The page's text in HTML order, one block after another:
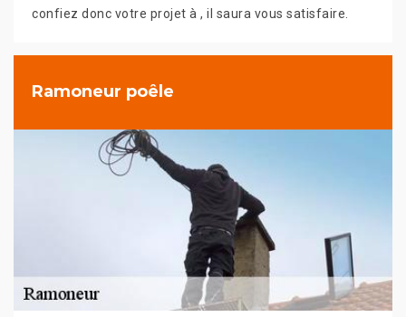
confiez donc votre projet à , il saura vous satisfaire.
Ramoneur poêle